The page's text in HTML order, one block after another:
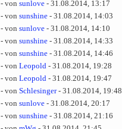
- von sunlove - 31.08.2014, 13:17
- von sunshine - 31.08.2014, 14:03
- von sunlove - 31.08.2014, 14:10
- von sunshine - 31.08.2014, 14:33
- von sunshine - 31.08.2014, 14:46
- von Leopold - 31.08.2014, 19:28
- von Leopold - 31.08.2014, 19:47
- von Schlesinger- 31.08.2014, 19:48
- von sunlove - 31.08.2014, 20:17
- von sunshine - 31.08.2014, 21:16